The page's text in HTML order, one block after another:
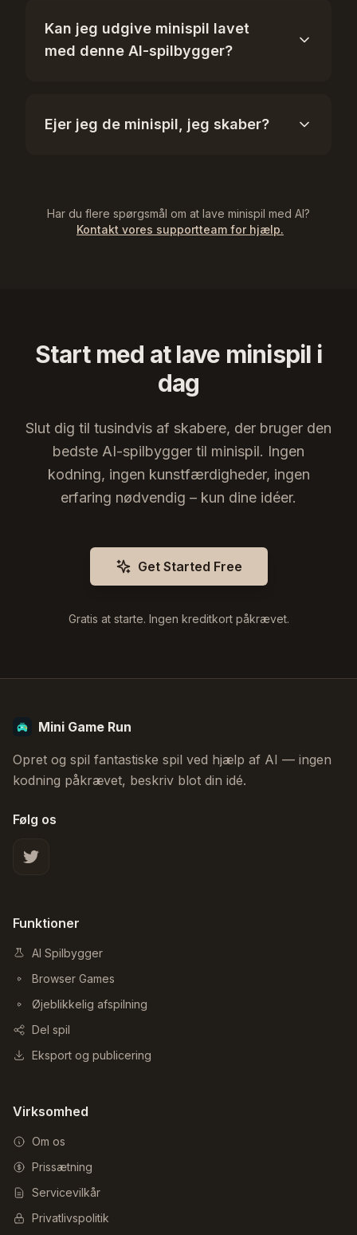
Kan jeg udgive minispil lavet
med denne AI-spilbygger?
Ejer jeg de minispil, jeg skaber?
Har du flere spørgsmål om at lave minispil med AI?
Kontakt vores supportteam for hjælp.
Start med at lave minispil i
dag
Slut dig til tusindvis af skabere, der bruger den
bedste AI-spilbygger til minispil. Ingen
kodning, ingen kunstfærdigheder, ingen
erfaring nødvendig – kun dine idéer.
Get Started Free
Gratis at starte. Ingen kreditkort påkrævet.
Mini Game Run
Opret og spil fantastiske spil ved hjælp af AI — ingen
kodning påkrævet, beskriv blot din idé.
Følg os
Funktioner
AI Spilbygger
Browser Games
Øjeblikkelig afspilning
Del spil
Eksport og publicering
Virksomhed
Om os
Prissætning
Servicevilkår
Privatlivspolitik